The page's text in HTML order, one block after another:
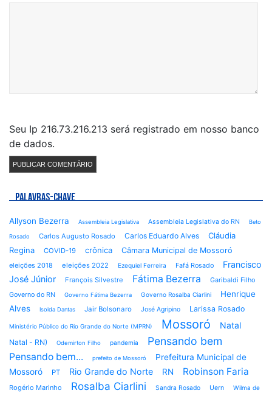
Seu Ip 216.73.216.213 será registrado em nosso banco
de dados.
PALAVRAS-CHAVE
Allyson Bezerra Assembleia Legislativa Assembleia Legislativa do RN Beto
Rosado Carlos Augusto Rosado Carlos Eduardo Alves
Cláudia
Regina
COVID-19 crônica Câmara Municipal de Mossoró
eleições 2018 eleições 2022 Ezequiel Ferreira Fafá Rosado
Francisco
José Júnior
François Silvestre Fátima Bezerra
Garibaldi Filho
Governo do RN
Governo Fátima Bezerra Governo Rosalba Ciarlini
Henrique
Alves
Isolda Dantas Jair Bolsonaro José Agripino Larissa Rosado
Ministério Público do Rio Grande do Norte (MPRN) Mossoró Natal
Natal - RN) Odemirton Filho pandemia Pensando bem
Pensando bem... prefeito de Mossoró
Prefeitura Municipal de
Mossoró
PT Rio Grande do Norte RN Robinson Faria
Rogério Marinho Rosalba Ciarlini Sandra Rosado Uern
Wilma de